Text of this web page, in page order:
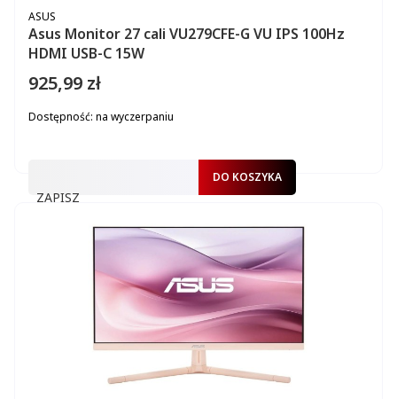
Asus Monitor 27 cali VU279CFE-G VU IPS 100Hz
HDMI USB-C 15W
PRODUCENT
ASUS
Cena
925,99 zł
Dostępność: na wyczerpaniu
ZAPISZ
DO KOSZYKA